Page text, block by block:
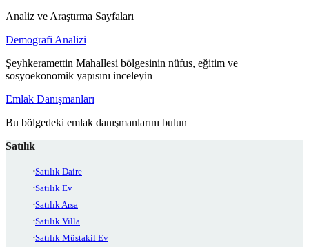
Analiz ve Araştırma Sayfaları
Demografi Analizi
Şeyhkeramettin Mahallesi bölgesinin nüfus, eğitim ve
sosyoekonomik yapısını inceleyin
Emlak Danışmanları
Bu bölgedeki emlak danışmanlarını bulun
Satılık
Satılık Daire
Satılık Ev
Satılık Arsa
Satılık Villa
Satılık Müstakil Ev